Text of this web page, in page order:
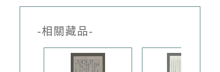
-相關藏品-